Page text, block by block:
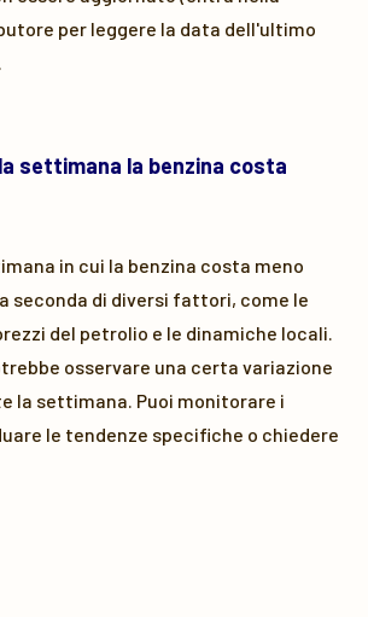
per leggere la data dell'ultimo
settimana la benzina costa
in cui la benzina costa meno
seconda di diversi fattori, come le
del petrolio e le dinamiche locali.
osservare una certa variazione
la settimana. Puoi monitorare i
le tendenze specifiche o chiedere